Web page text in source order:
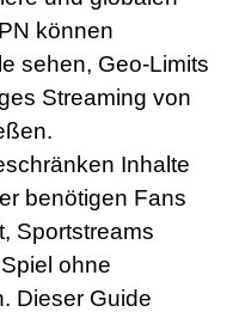
können
sehen, Geo-Limits
Streaming von
Inhalte
benötigen Fans
Sportstreams
ohne
Dieser Guide